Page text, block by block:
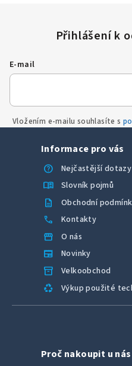
E-mail
Vložením e-mailu souhlasíte s
Informace pro vás
help
Nejčastější dotazy
menu_book Slovník pojmů
description Obchodní
call Kontakty
storefront O nás
newspaper Novinky
inventory_2 Velkoobchod
recycling Výkup použité
Proč nakoupit u nás